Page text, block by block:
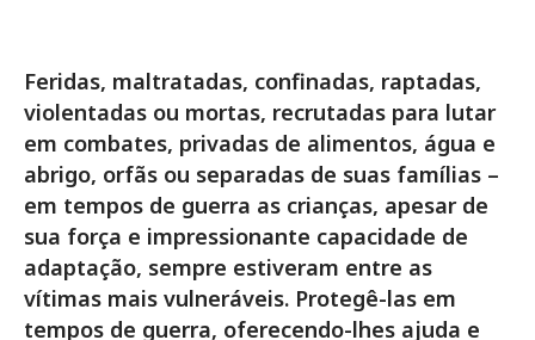
Feridas, maltratadas, confinadas, raptadas,
violentadas ou mortas, recrutadas para lutar
em combates, privadas de alimentos, água e
abrigo, orfãs ou separadas de suas famílias –
em tempos de guerra as crianças, apesar de
sua força e impressionante capacidade de
adaptação, sempre estiveram entre as
vítimas mais vulneráveis. Protegê-las em
tempos de guerra, oferecendo-lhes ajuda e